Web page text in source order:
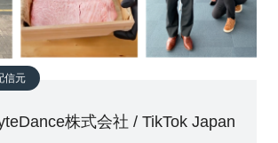
信元
株式会社 / TikTok Japan